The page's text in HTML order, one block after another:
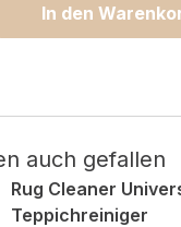
In den
auch gefallen
Rug Cleaner
Teppichreiniger